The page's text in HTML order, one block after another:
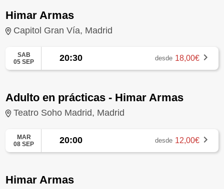
Himar Armas
Capitol Gran Vía, Madrid
SAB
05 SEP
20:30 desde 18,00€
Adulto en prácticas - Himar Armas
Teatro Soho Madrid, Madrid
MAR
08 SEP
20:00 desde 12,00€
Himar Armas